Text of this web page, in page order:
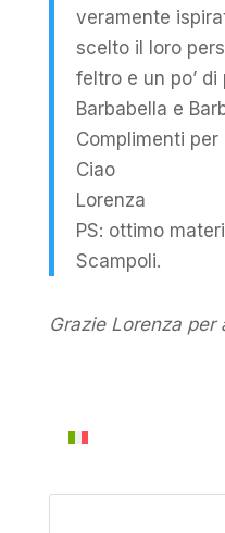
veramente
scelto il loro
feltro e un po’
Barbabella e
Complimenti per
Ciao
Lorenza
PS: ottimo
Scampoli.
Grazie Lorenza